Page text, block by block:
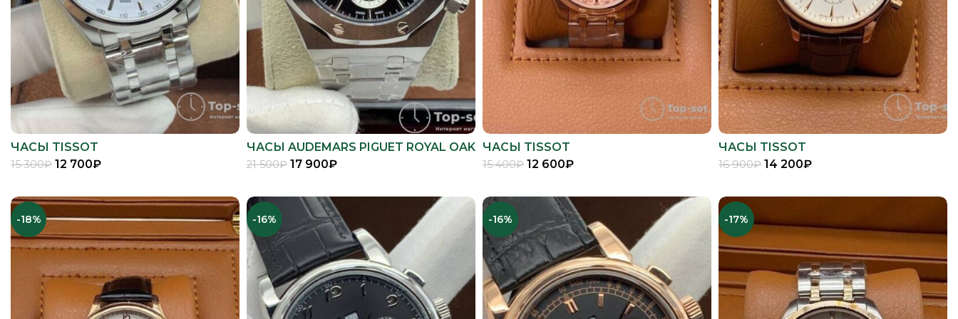
ЧАСЫ TISSOT
15 300₽ 12 700₽
ЧАСЫ AUDEMARS PIGUET ROYAL OAK
21 500₽ 17 900₽
ЧАСЫ TISSOT
15 400₽ 12 600₽
ЧАСЫ TISSOT
16 900₽ 14 200₽
-18% -16% -16% -17%